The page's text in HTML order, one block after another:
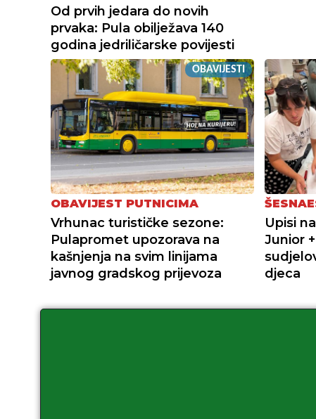
Od prvih jedara do novih
prvaka: Pula obilježava 140
godina jedriličarske povijesti
OBAVIJESTI
OBAVIJEST PUTNICIMA
Vrhunac turističke sezone:
Pulapromet upozorava na
kašnjenja na svim linijama
javnog gradskog prijevoza
Upisi
Junior
djeca